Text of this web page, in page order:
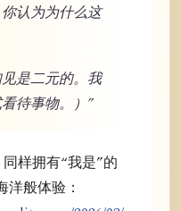
认为为什么这
见是二元的。我
待事物。）”
样拥有“我是”的
般体验：